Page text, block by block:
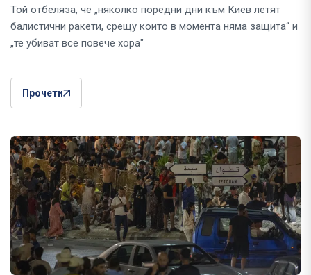
Той отбеляза, че „няколко поредни дни към Киев летят
балистични ракети, срещу които в момента няма защита“ и
„те убиват все повече хора"
Прочети